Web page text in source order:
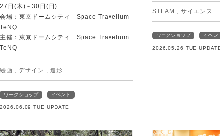
27日(木)－30日(日)
会場：東京ドームシティ Space Travelium
TeNQ
主催：東京ドームシティ Space Travelium
TeNQ
絵画 デザイン 造形
ワークショップ イベント
2026.06.09 TUE UPDATE
STEAM サイエンス
ワークショップ イベン
2026.05.26 TUE